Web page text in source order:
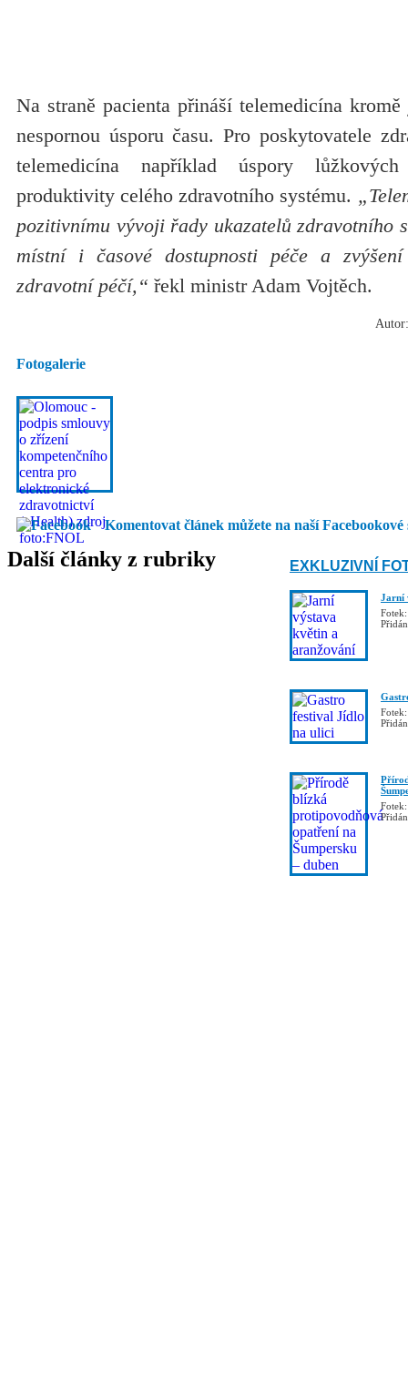
Na straně pacienta přináší telemedicína
nespornou úsporu času. Pro poskytovatele
telemedicína například úspory
produktivity celého zdravotního systému.
pozitivnímu vývoji řady ukazatelů zdravotního
místní i časové dostupnosti péče a
zdravotní péčí,“ řekl ministr Adam Vojtěch.
Fotogalerie
Komentovat článek můžete na naší Facebookové
Další články z rubriky EXKLUZIVNÍ
Jarní